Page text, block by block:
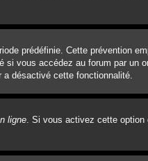
prédéfinie. Cette prévention
vous accédez au forum par un
désactivé cette fonctionnalité.
ligne. Si vous activez cette option